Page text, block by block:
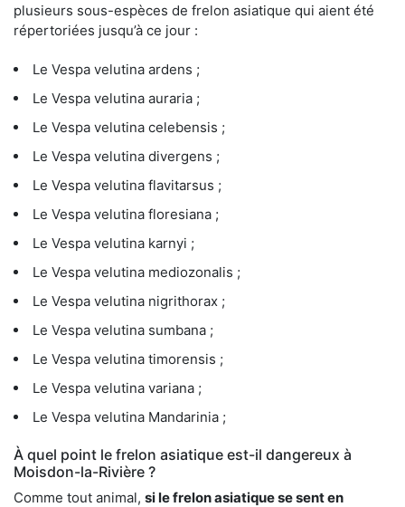
plusieurs sous-espèces de frelon asiatique qui aient été
répertoriées jusqu’à ce jour :
Le Vespa velutina ardens ;
Le Vespa velutina auraria ;
Le Vespa velutina celebensis ;
Le Vespa velutina divergens ;
Le Vespa velutina flavitarsus ;
Le Vespa velutina floresiana ;
Le Vespa velutina karnyi ;
Le Vespa velutina mediozonalis ;
Le Vespa velutina nigrithorax ;
Le Vespa velutina sumbana ;
Le Vespa velutina timorensis ;
Le Vespa velutina variana ;
Le Vespa velutina Mandarinia ;
À quel point le frelon asiatique est-il dangereux à
Moisdon-la-Rivière ?
Comme tout animal, si le frelon asiatique se sent en